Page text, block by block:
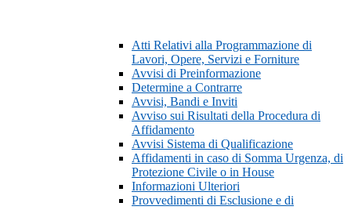
Atti Relativi alla Programmazione di
Lavori, Opere, Servizi e Forniture
Avvisi di Preinformazione
Determine a Contrarre
Avvisi, Bandi e Inviti
Avviso sui Risultati della Procedura di
Affidamento
Avvisi Sistema di Qualificazione
Affidamenti in caso di Somma Urgenza, di
Protezione Civile o in House
Informazioni Ulteriori
Provvedimenti di Esclusione e di